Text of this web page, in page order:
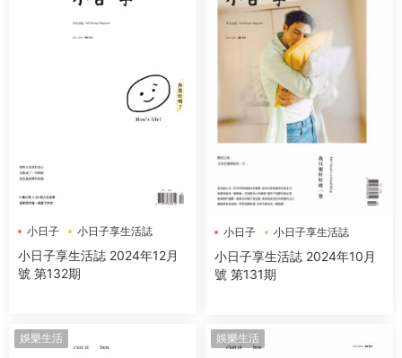
小日子 小日子享生活誌
小日子享生活誌 2024年12月
號 第132期
小日子 小日子享生活誌
小日子享生活誌 2024年10月
號 第131期
娛樂生活 娛樂生活